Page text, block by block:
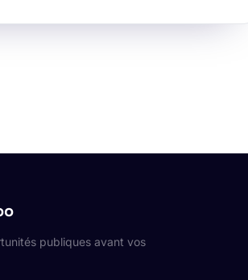
publiques avant vos